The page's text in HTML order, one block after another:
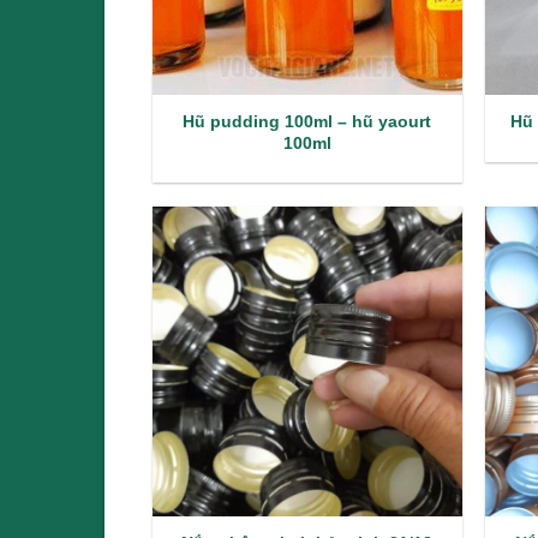
Hũ pudding 100ml – hũ yaourt
100ml